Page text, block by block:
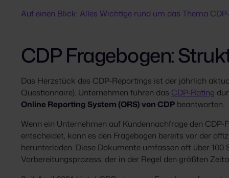
Auf einen Blick: Alles Wichtige rund um das Thema
CDP Fragebogen:
Das Herzstück des CDP-Reportings ist der jährlich
Questionnaire). Unternehmen führen das CDP-Rating
Online Reporting System (ORS) von CDPbeantworten.
Wenn ein Unternehmen auf Kundennachfrage den
entscheidet, kann es den Fragebogen bereits vor der
herunterladen. Diese Dokumente umfassen oft über
Vorbereitungsprozess, der in der Regel den größten